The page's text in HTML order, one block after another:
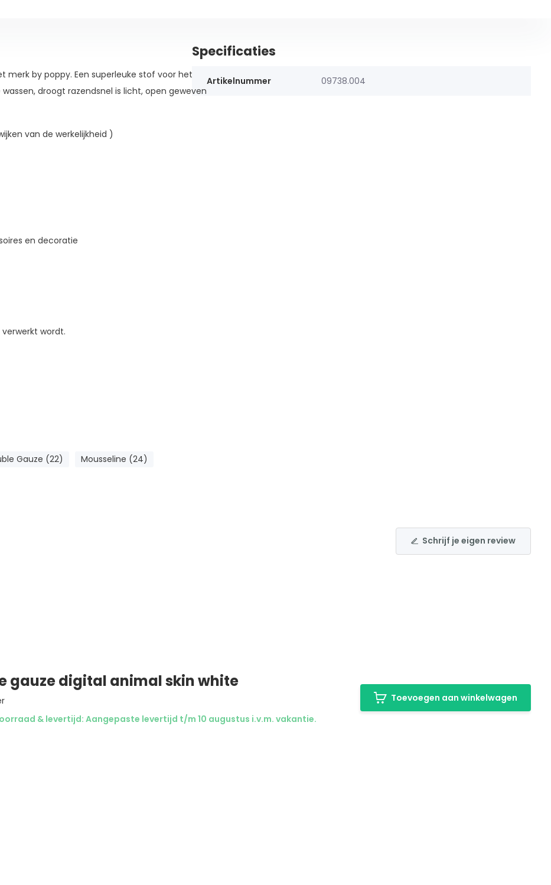
by poppy. Een superleuke stof voor het
droogt razendsnel is licht, open geweven
van de werkelijkheid )
en decoratie
wordt.
Gauze (22)
Mousseline (24)
Specificaties
Artikelnummer 09738.004
Schrijf je eigen review
gauze digital animal skin white
& levertijd: Aangepaste levertijd t/m 10 augustus i.v.m. vakantie.
Toevoegen aan winkelwagen